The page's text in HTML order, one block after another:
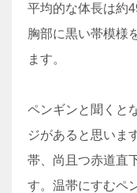
平均的な体長は約
胸部に黒い帯模様
ます。
ペンギンと聞くと
ジがあると思いま
帯、尚且つ赤道直
す。温帯にすむペ